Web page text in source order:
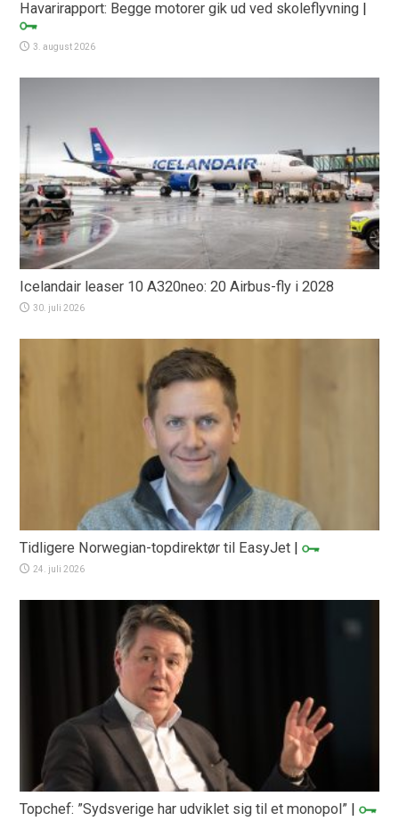
Havarirapport: Begge motorer gik ud ved skoleflyvning |
3. august 2026
Icelandair leaser 10 A320neo: 20 Airbus-fly i 2028
30. juli 2026
Tidligere Norwegian-topdirektør til EasyJet |
24. juli 2026
Topchef: ”Sydsverige har udviklet sig til et monopol” |